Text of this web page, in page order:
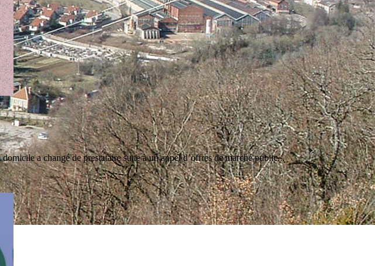
a changé de prestataire suite à un appel d’offres de marché public...